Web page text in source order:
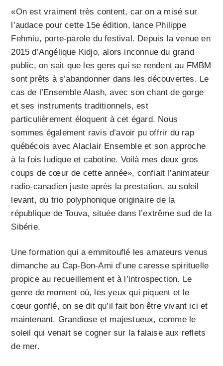
«On est vraiment très content, car on a misé sur
l’audace pour cette 15e édition, lance Philippe
Fehmiu, porte-parole du festival. Depuis la venue en
2015 d’Angélique Kidjo, alors inconnue du grand
public, on sait que les gens qui se rendent au FMBM
sont prêts à s’abandonner dans les découvertes. Le
cas de l’Ensemble Alash, avec son chant de gorge
et ses instruments traditionnels, est
particulièrement éloquent à cet égard. Nous
sommes également ravis d’avoir pu offrir du rap
québécois avec Alaclair Ensemble et son approche
à la fois ludique et cabotine. Voilà mes deux gros
coups de cœur de cette année», confiait l’animateur
radio-canadien juste après la prestation, au soleil
levant, du trio polyphonique originaire de la
république de Touva, située dans l’extrême sud de la
Sibérie.
Une formation qui a emmitouflé les amateurs venus
dimanche au Cap-Bon-Ami d’une caresse spirituelle
propice au recueillement et à l’introspection. Le
genre de moment où, les yeux qui piquent et le
cœur gonflé, on se dit qu’il fait bon être vivant ici et
maintenant. Grandiose et majestueux, comme le
soleil qui venait se cogner sur la falaise aux reflets
de mer.